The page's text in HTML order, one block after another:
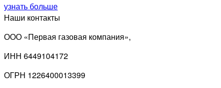
узнать больше
Наши контакты
ООО «Первая газовая компания»,
ИНН 6449104172
ОГРН 1226400013399